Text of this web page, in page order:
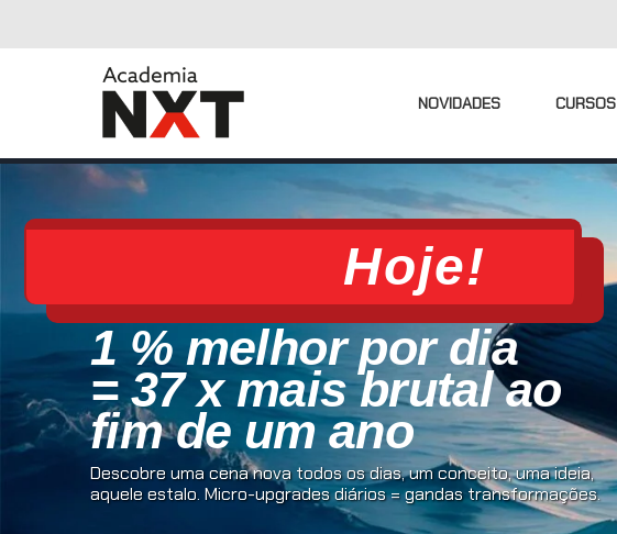
NOVIDADES CURSOS
Hoje!
1 % melhor por dia
= 37 x mais brutal ao
fim de um ano
Descobre uma cena nova todos os dias, um conceito, uma ideia,
aquele estalo. Micro-upgrades diários = gandas transformações.